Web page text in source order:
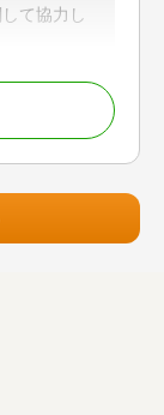
き / 銀行
/ 土日相
/ 事務所
て協力し
聞かせて
ょう。
査